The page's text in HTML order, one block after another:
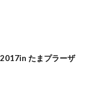
2017in たまプラーザ